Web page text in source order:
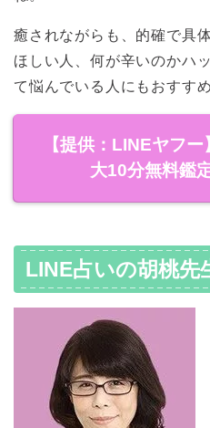
癒されながらも、的確で具
ほしい人、何が辛いのかハ
て悩んでいる人にもおすす
【提供：LINEヤフ
大10分無料鑑
LINE占いの胡桃先